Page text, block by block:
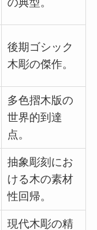
の典型。
後期ゴシック
木彫の傑作。
多色摺木版の
世界的到達
点。
抽象彫刻にお
ける木の素材
性回帰。
現代木彫の精